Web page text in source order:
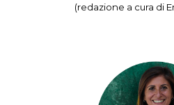
(redazione a cura di